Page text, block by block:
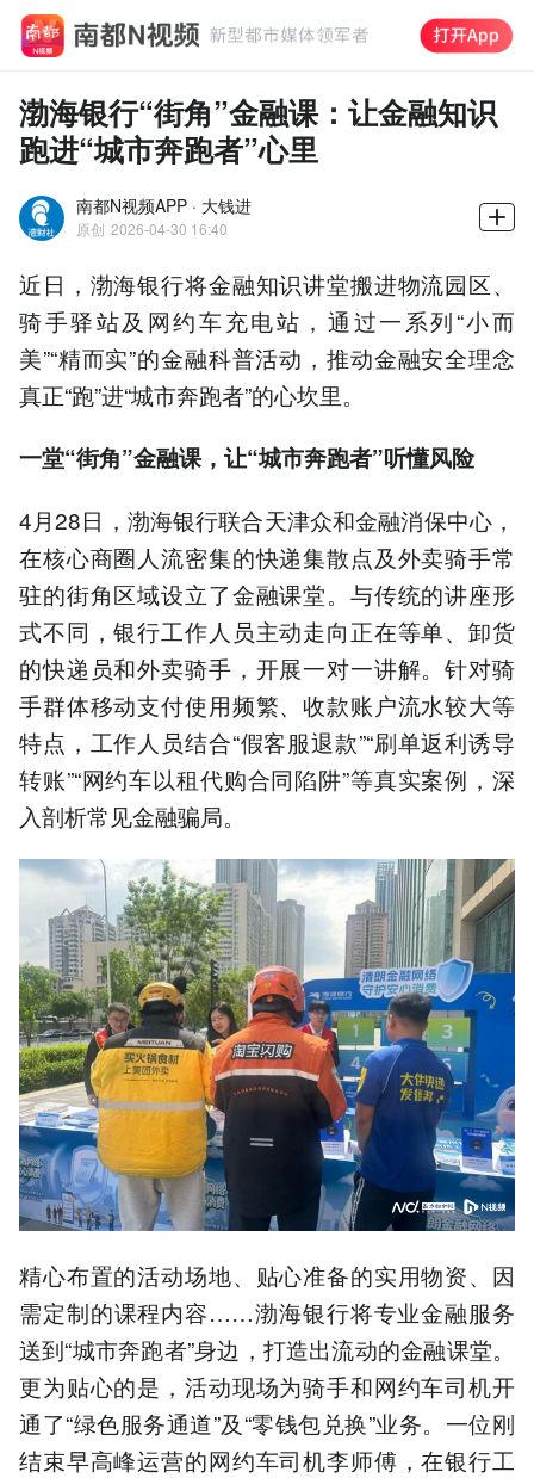
渤海银行“街角”金融课：让金融知识
跑进“城市奔跑者”心里
南都N视频APP · 大钱进
原创 2026-04-30 16:40
近日，渤海银行将金融知识讲堂搬进物流园区、
骑手驿站及网约车充电站，通过一系列“小而
美”“精而实”的金融科普活动，推动金融安全理念
真正“跑”进“城市奔跑者”的心坎里。
一堂“街角”金融课， 让“城市奔跑者”听懂风险
4月28日，渤海银行联合天津众和金融消保中心，
在核心商圈人流密集的快递集散点及外卖骑手常
驻的街角区域设立了金融课堂。与传统的讲座形
式不同，银行工作人员主动走向正在等单、卸货
的快递员和外卖骑手，开展一对一讲解。针对骑
手群体移动支付使用频繁、收款账户流水较大等
特点，工作人员结合“假客服退款”“刷单返利诱导
转账”“网约车以租代购合同陷阱”等真实案例，深
入剖析常见金融骗局。
精心布置的活动场地、贴心准备的实用物资、因
需定制的课程内容……渤海银行将专业金融服务
送到“城市奔跑者”身边，打造出流动的金融课堂。
更为贴心的是，活动现场为骑手和网约车司机开
通了“绿色服务通道”及“零钱包兑换”业务。一位刚
结束早高峰运营的网约车司机李师傅，在银行工